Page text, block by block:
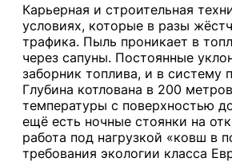
Карьерная и строительная
условиях, которые в разы
трафика. Пыль проникает в
через сапуны. Постоянные
заборник топлива, и в систему
Глубина котлована в 200
температуры с поверхностью
ещё есть ночные стоянки на
работа под нагрузкой «ковш в
требования экологии класса